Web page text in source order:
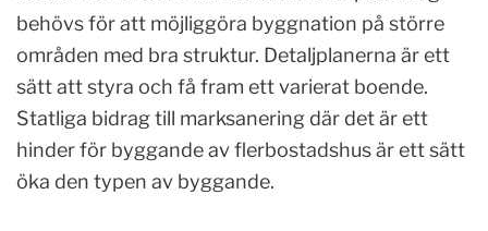
behövs för att möjliggöra byggnation på större
områden med bra struktur. Detaljplanerna är ett
sätt att styra och få fram ett varierat boende.
Statliga bidrag till marksanering där det är ett
hinder för byggande av flerbostadshus är ett sätt
öka den typen av byggande.